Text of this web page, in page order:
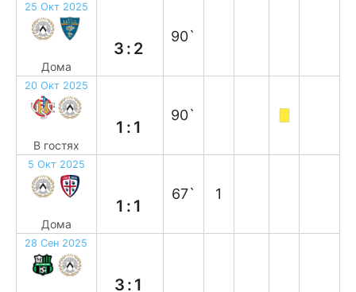
25 Окт 2025
Дома
3:2
90`
20 Окт 2025
В гостях
1:1
90`
5 Окт 2025
Дома
1:1
67` 1
28 Сен 2025
3:1